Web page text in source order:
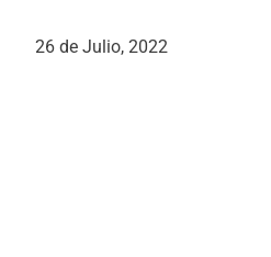
26 de Julio, 2022